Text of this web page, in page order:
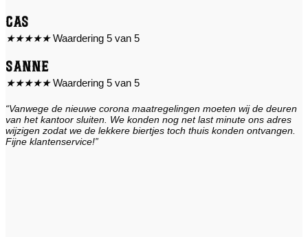
Cas
★★★★★ Waardering 5 van 5
Sanne
★★★★★ Waardering 5 van 5
“Vanwege de nieuwe corona maatregelingen moeten wij de deuren
van het kantoor sluiten. We konden nog net last minute ons adres
wijzigen zodat we de lekkere biertjes toch thuis konden ontvangen.
Fijne klantenservice!”